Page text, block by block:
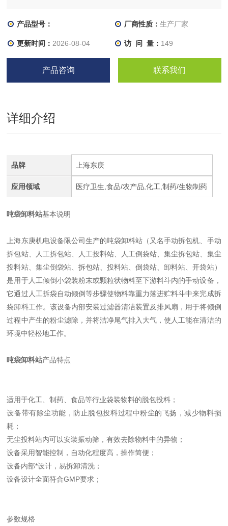
产品型号： 厂商性质： 生产厂家
更新时间： 2026-08-04 访 问 量： 149
产品咨询 联系我们
详细介绍
品牌 上海东庚
应用领域 医疗卫生,食品/农产品,化工,制药/生物制药
吨袋卸料站基本说明
上海东庚机电设备限公司生产的吨袋卸料站（又名手动拆包机、手动
拆包站、人工拆包站、人工投料站、人工倒袋站、集尘拆包站、集尘
投料站、集尘倒袋站、拆包站、投料站、倒袋站、卸料站、开袋站）
是用于人工倾倒小袋装粉末或颗粒状物料至下游料斗内的手动设备，
它通过人工拆袋自动倾倒等步骤使物料靠重力落进贮料斗中来完成拆
袋卸料工作。该设备内部安装过滤器清洁装置及排风扇，用于将倾倒
过程中产生的粉尘滤除，并将洁净尾气排入大气，使人工能在清洁的
环境中轻松地工作。
吨袋卸料站产品特点
适用于化工、制药、食品等行业袋装物料的脱包投料；
设备带有除尘功能，防止脱包投料过程中粉尘的飞扬，减少物料损
耗；
无尘投料站内可以安装振动筛，有效去除物料中的异物；
设备采用智能控制，自动化程度高，操作简便；
设备内部*设计，易拆卸清洗；
设备设计全面符合GMP要求；
参数规格